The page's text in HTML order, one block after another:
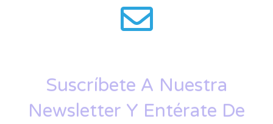
Suscríbete A Nuestra
Newsletter Y Entérate De